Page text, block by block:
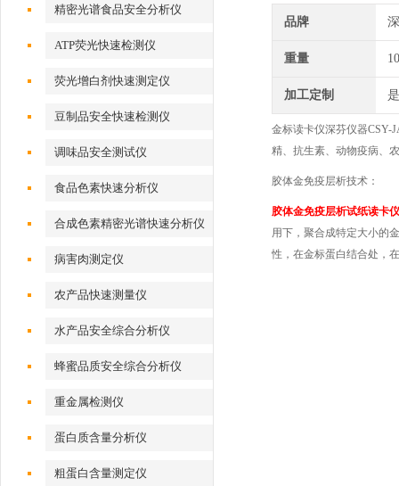
精密光谱食品安全分析仪
ATP荧光快速检测仪
荧光增白剂快速测定仪
豆制品安全快速检测仪
调味品安全测试仪
食品色素快速分析仪
合成色素精密光谱快速分析仪
病害肉测定仪
农产品快速测量仪
水产品安全综合分析仪
蜂蜜品质安全综合分析仪
重金属检测仪
蛋白质含量分析仪
粗蛋白含量测定仪
品牌
重量
加工定制 是
金标读卡仪深芬仪器CSY-
精、抗生素、动物疫病、
胶体金免疫层析技术：
胶体金免疫层析试纸读卡仪
用下，聚合成特定大小的
性，在金标蛋白结合处，